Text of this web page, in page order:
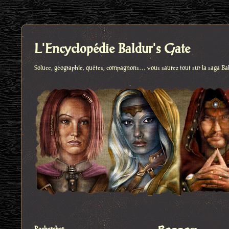
L'Encyclopédie Baldur's Gate
Soluce, géographie, quêtes, compagnons… vous saurez tout sur la saga